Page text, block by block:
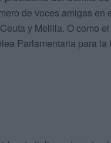
de voces amigas
y Melilla. O como
Parlamentaria para